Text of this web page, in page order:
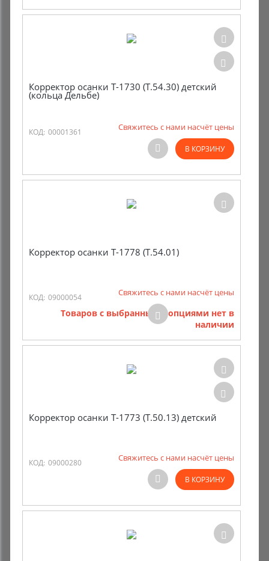
Корректор осанки Т-1730 (Т.54.30) детский
(кольца Дельбе)
КОД: 00001361 Свяжитесь с нами насчёт цены
В КОРЗИНУ
Корректор осанки Т-1778 (Т.54.01)
КОД: 09000054 Свяжитесь с нами насчёт цены
Товаров с выбранными опциями нет в
наличии
Корректор осанки Т-1773 (Т.50.13) детский
КОД: 09000280 Свяжитесь с нами насчёт цены
В КОРЗИНУ